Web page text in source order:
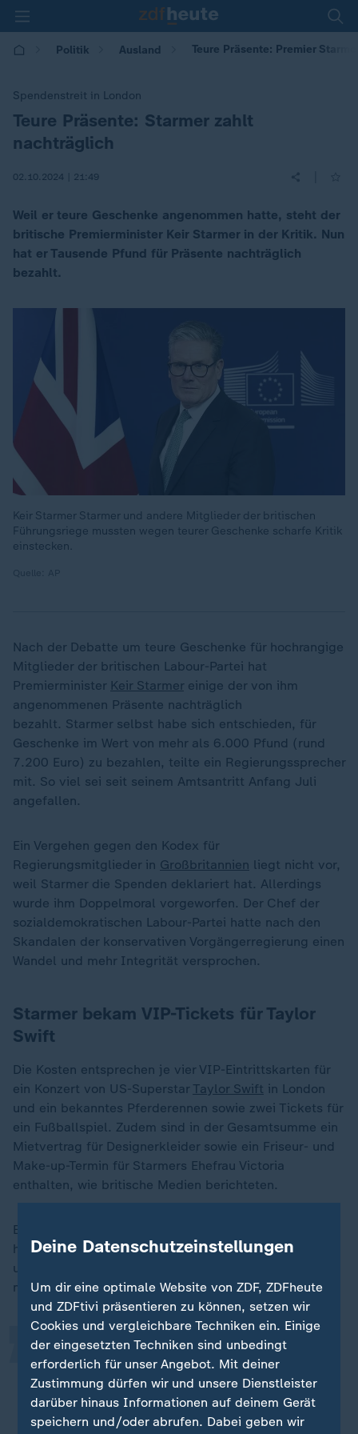
Politik Ausland Teure Präsente: Premier
Spendenstreit in London
:
Teure Präsente: Starmer zahlt
nachträglich
02.10.2024 | 21:49
Weil er teure Geschenke angenommen hatte, steht der
britische Premierminister Keir Starmer in der Kritik. Nun
hat er Tausende Pfund für Präsente nachträglich
bezahlt.
Keir Starmer Starmer und andere Mitglieder der britischen
Führungsriege mussten wegen teurer Geschenke scharfe Kritik
einstecken.
Nach der Debatte um teure Geschenke für hochrangige
Mitglieder der britischen Labour-Partei hat
Premierminister Keir Starmer einige der von ihm
angenommenen Präsente nachträglich
bezahlt. Starmer selbst habe sich entschieden, für
Geschenke im Wert von mehr als 6.000 Pfund (rund
7.200 Euro) zu bezahlen, teilte ein Regierungssprecher
mit. So viel sei seit seinem Amtsantritt Anfang Juli
angefallen.
Ein Vergehen gegen den Kodex für
Regierungsmitglieder in Großbritannien liegt nicht vor,
weil Starmer die Spenden deklariert hat. Allerdings
wurde ihm Doppelmoral vorgeworfen. Der Chef der
sozialdemokratischen Labour-Partei hatte nach den
Skandalen der konservativen Vorgängerregierung einen
Wandel und mehr Integrität versprochen.
Starmer bekam VIP-Tickets für Taylor
Swift
Die Kosten entsprechen je vier VIP-Eintrittskarten für
ein Konzert von US-Superstar Taylor Swift in London
und ein bekanntes Pferderennen sowie zwei Tickets für
ein Fußballspiel. Zudem sind in der Gesamtsumme ein
Mietvertrag für Designerkleider sowie ein Friseur- und
Make-up-Termin für Starmers Ehefrau Victoria
enthalten, wie britische Medien berichteten.
Ein Regierungssprecher sagte, der Premierminister
habe neue Grundsätze zur Annahme von Geschenken
und Bewirtung in Auftrag gegeben, mit denen der
ministerielle Kodex aktualisiert werden solle.
Vor der Veröffentlichung des neuen
Kodex hat der Premierminister
mehrere Einträge in seinem eigenen
Register bezahlt.
„
Deine Datenschutzeinstellungen
Um dir eine optimale Website von ZDF, ZDFheute
und ZDFtivi präsentieren zu können, setzen wir
Cookies und vergleichbare Techniken ein. Einige
der eingesetzten Techniken sind unbedingt
erforderlich für unser Angebot. Mit deiner
Zustimmung dürfen wir und unsere Dienstleister
darüber hinaus Informationen auf deinem Gerät
speichern und/oder abrufen. Dabei geben wir